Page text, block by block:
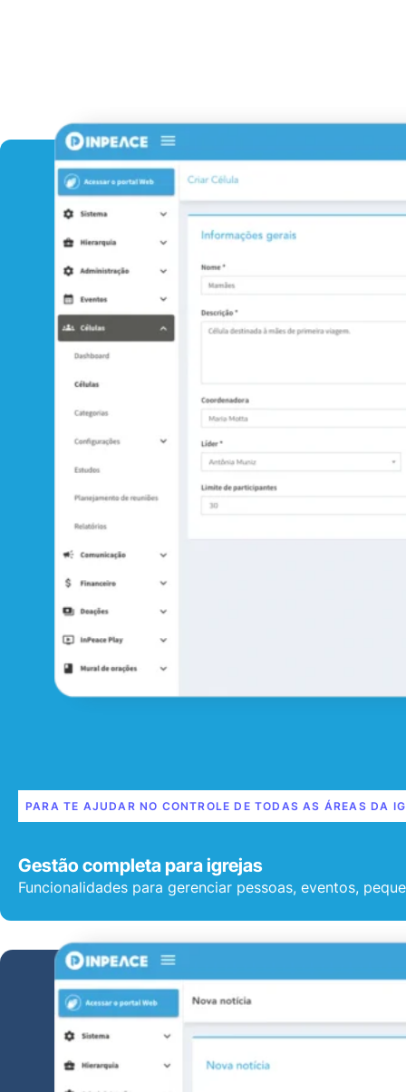
PARA TE AJUDAR NO CONTROLE DE TODAS AS ÁREAS DA
Gestão completa para igrejas
Funcionalidades para gerenciar pessoas, eventos,